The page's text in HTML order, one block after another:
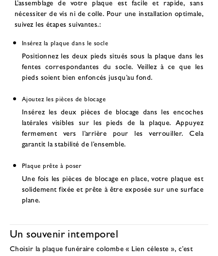
L’assemblage de votre plaque est facile et rapide, sans
nécessiter de vis ni de colle. Pour une installation optimale,
suivez les étapes suivantes.:
Insérez la plaque dans le socle
Positionnez les deux pieds situés sous la plaque dans les
fentes correspondantes du socle. Veillez à ce que les
pieds soient bien enfoncés jusqu’au fond.
Ajoutez les pièces de blocage
Insérez les deux pièces de blocage dans les encoches
latérales visibles sur les pieds de la plaque. Appuyez
fermement vers l’arrière pour les verrouiller. Cela
garantit la stabilité de l’ensemble.
Plaque prête à poser
Une fois les pièces de blocage en place, votre plaque est
solidement fixée et prête à être exposée sur une surface
plane.
Un souvenir intemporel
Choisir la plaque funéraire colombe« Lien céleste », c’est